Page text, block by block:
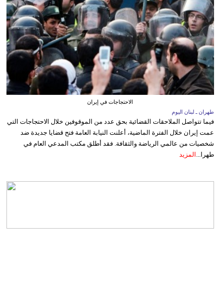
الاحتجاجات في إيران
طهران ـ لبنان اليوم
فيما تتواصل الملاحقات القضائية بحق عدد من الموقوفين خلال الاحتجاجات التي
عمت إيران خلال الفترة الماضية، أعلنت النيابة العامة فتح قضايا جديدة ضد
شخصيات من عالمي الرياضة والثقافة. فقد أطلق مكتب المدعي العام في
طهرا... المزيد